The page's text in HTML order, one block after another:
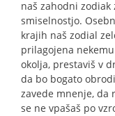
naš zahodni
smiselnostjo.
krajih naš zodial
prilagojena
okolja, prestaviš v
da bo bogato
zavede mnenje,
se ne vpašaš po